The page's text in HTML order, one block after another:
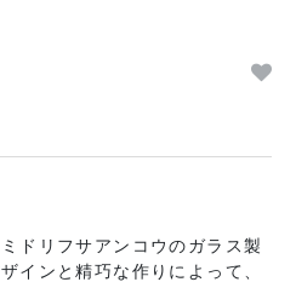
ドリフサアンコウのガラス製
インと精巧な作りによって、